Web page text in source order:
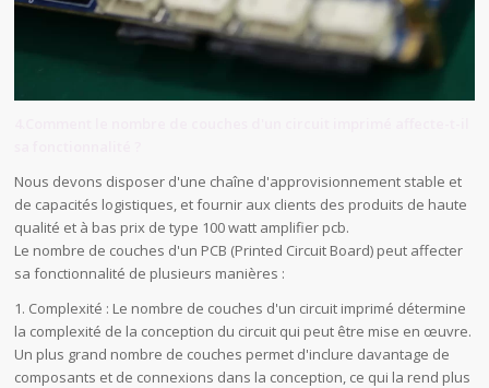
Nous devons disposer d'une chaîne d'approvisionnement stable et
de capacités logistiques, et fournir aux clients des produits de haute
qualité et à bas prix de type 100 watt amplifier pcb.
Le nombre de couches d'un PCB (Printed Circuit Board) peut affecter
sa fonctionnalité de plusieurs manières :
1. Complexité : Le nombre de couches d'un circuit imprimé détermine
la complexité de la conception du circuit qui peut être mise en œuvre.
Un plus grand nombre de couches permet d'inclure davantage de
composants et de connexions dans la conception, ce qui la rend plus